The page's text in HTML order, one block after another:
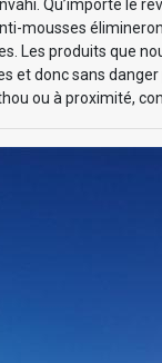
Qu’importe le
mousses
Les produits que
et donc sans
ou à proximité,